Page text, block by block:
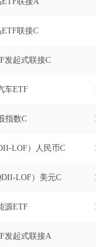
联接C
发起式联接C
车ETF
指数C
LOF）人民币C
LOF）美元C
源ETF
发起式联接A